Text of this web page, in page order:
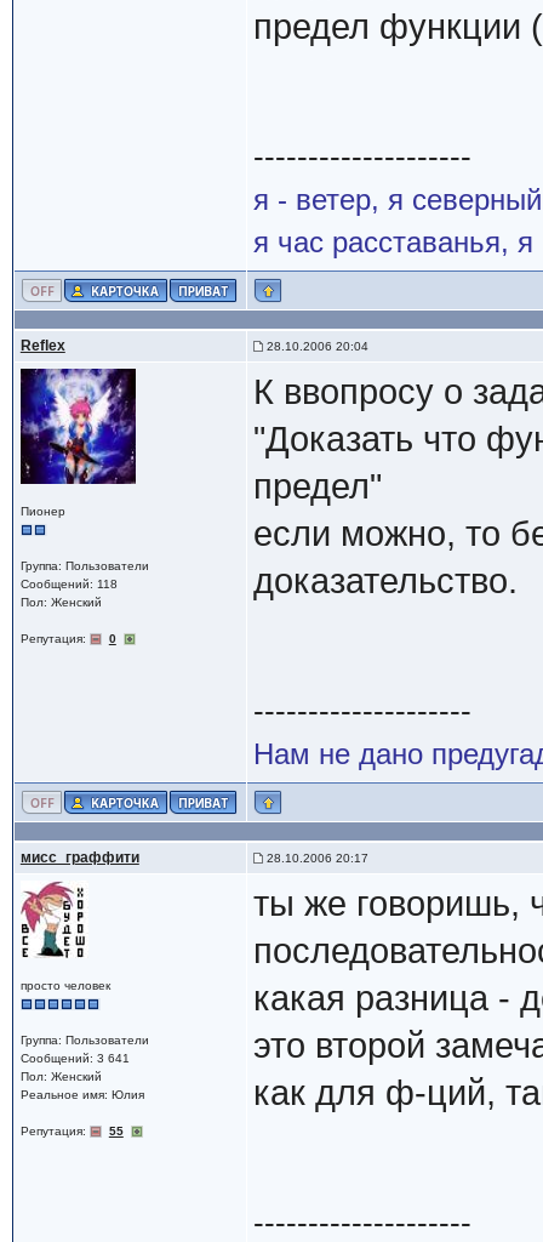
предел функции
--------------------
я - ветер, я
я час расставанья,
Reflex 28.10.2006 20:04
Пионер
Группа: Пользователи
Сообщений: 118
Пол: Женский
Репутация: 0
К ввопросу о
"Доказать что
предел"
если можно, то
доказательство.
--------------------
Нам не дано
мисс_граффити 28.10.2006 20:17
просто человек
Группа: Пользователи
Сообщений: 3 641
Пол: Женский
Реальное имя: Юлия
Репутация: 55
ты же говоришь,
какая разница -
это второй
как для ф-ций,
--------------------